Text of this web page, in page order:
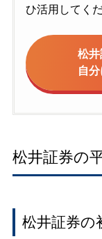
ひ活用してくだ
松
自
松井証券の
松井証券の